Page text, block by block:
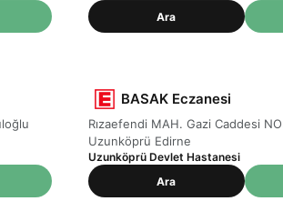
Ara
BASAK Eczanesi
Rızaefendi MAH. Gazi Caddesi
Uzunköprü Edirne
Uzunköprü Devlet Hastanesi
Ara